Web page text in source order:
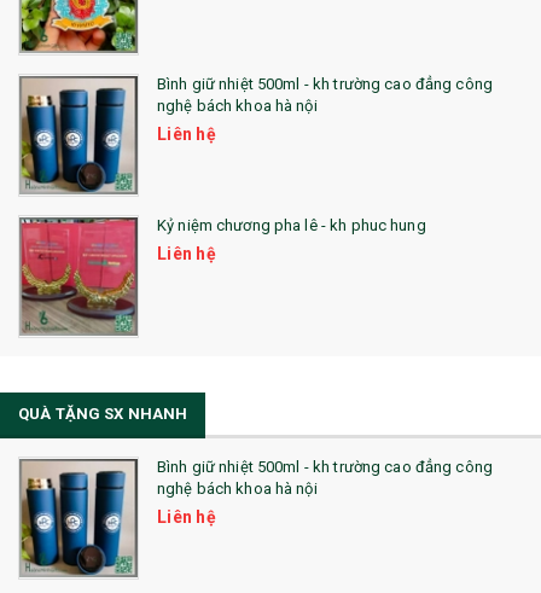
Bình giữ nhiệt 500ml - kh trường cao đẳng công
nghệ bách khoa hà nội
Liên hệ
Kỷ niệm chương pha lê - kh phuc hung
Liên hệ
QUÀ TẶNG SX NHANH
Bình giữ nhiệt 500ml - kh trường cao đẳng công
nghệ bách khoa hà nội
Liên hệ